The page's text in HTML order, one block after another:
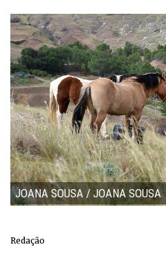
JOANA SOUSA / JOANA SOUSA
Redação